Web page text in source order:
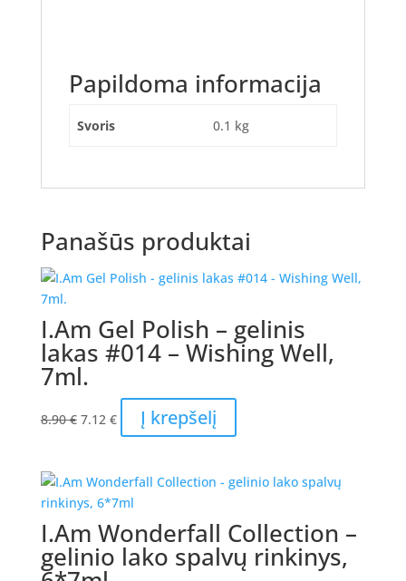
Papildoma informacija
Svoris 0.1 kg
Panašūs produktai
I.Am Gel Polish – gelinis
lakas #014 – Wishing Well,
7ml.
8.90€ Original
8.90 €.
7.12 €Current
price
7.12 €.
Į krepšelį
I.Am Wonderfall Collection –
gelinio lako spalvų rinkinys,